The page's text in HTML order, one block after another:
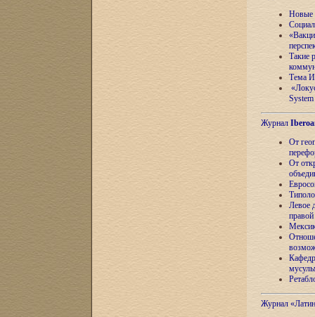
Новые
Такие
Тема
Журнал
От
От
Левое
Журнал